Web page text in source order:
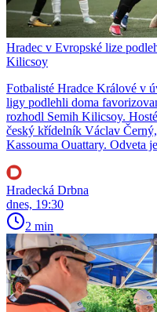
Hradec v Evropské lize
Kilicsoy
Fotbalisté Hradce Králové v
ligy podlehli doma
rozhodl Semih Kilicsoy.
český křídelník Václav
Kassouma Ouattary. Odveta
Hradecká Drbna
dnes, 19:30
2 min